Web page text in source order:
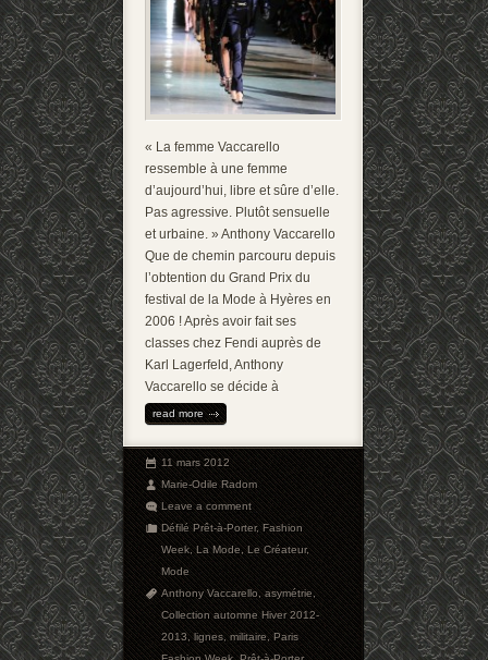
« La femme Vaccarello
ressemble à une femme
d’aujourd’hui, libre et sûre d’elle.
Pas agressive. Plutôt sensuelle
et urbaine. » Anthony Vaccarello
Que de chemin parcouru depuis
l’obtention du Grand Prix du
festival de la Mode à Hyères en
2006 ! Après avoir fait ses
classes chez Fendi auprès de
Karl Lagerfeld, Anthony
Vaccarello se décide à
read more
11 mars 2012
Marie-Odile Radom
Leave a comment
Défilé Prêt-à-Porter,Fashion
Week,La Mode,Le Créateur,
Mode
Anthony Vaccarello,asymétrie,
Collection automne Hiver 2012-
2013,lignes,militaire,Paris